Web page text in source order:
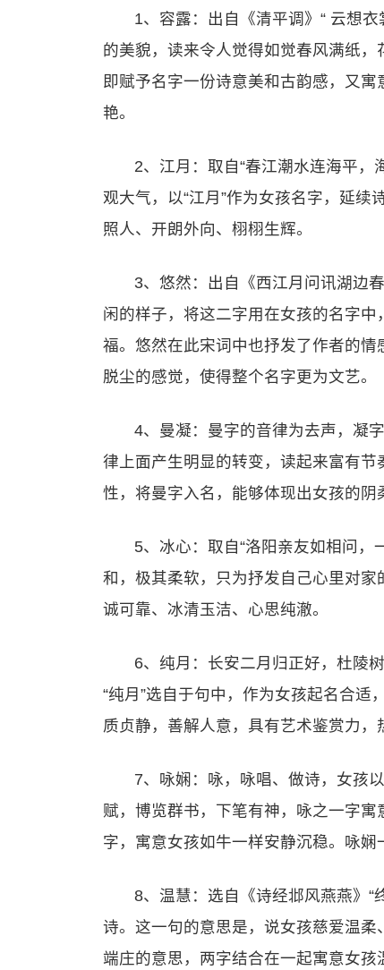
1、容露：出自《清平调》“ 云想
的美貌，读来令人觉得如觉春风满纸，
即赋予名字一份诗意美和古韵感，又
艳。
2、江月：取自“春江潮水连海平
观大气，以“江月”作为女孩名字，延
照人、开朗外向、栩栩生辉。
3、悠然：出自《西江月问讯湖边
闲的样子，将这二字用在女孩的名字
福。悠然在此宋词中也抒发了作者的
脱尘的感觉，使得整个名字更为文艺。
4、曼凝：曼字的音律为去声，凝
律上面产生明显的转变，读起来富有
性，将曼字入名，能够体现出女孩的阴
5、冰心：取自“洛阳亲友如相问，
和，极其柔软，只为抒发自己心里对家
诚可靠、冰清玉洁、心思纯澈。
6、纯月：长安二月归正好，杜陵
“纯月”选自于句中，作为女孩起名合
质贞静，善解人意，具有艺术鉴赏力，
7、咏娴：咏，咏唱、做诗，女孩
赋，博览群书，下笔有神，咏之一字
字，寓意女孩如牛一样安静沉稳。咏娴
8、温慧：选自《诗经邶风燕燕》“
诗。这一句的意思是，说女孩慈爱温
端庄的意思，两字结合在一起寓意女孩